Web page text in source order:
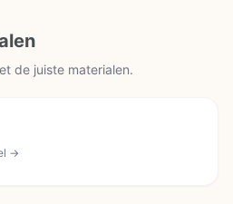
de juiste materialen.
→